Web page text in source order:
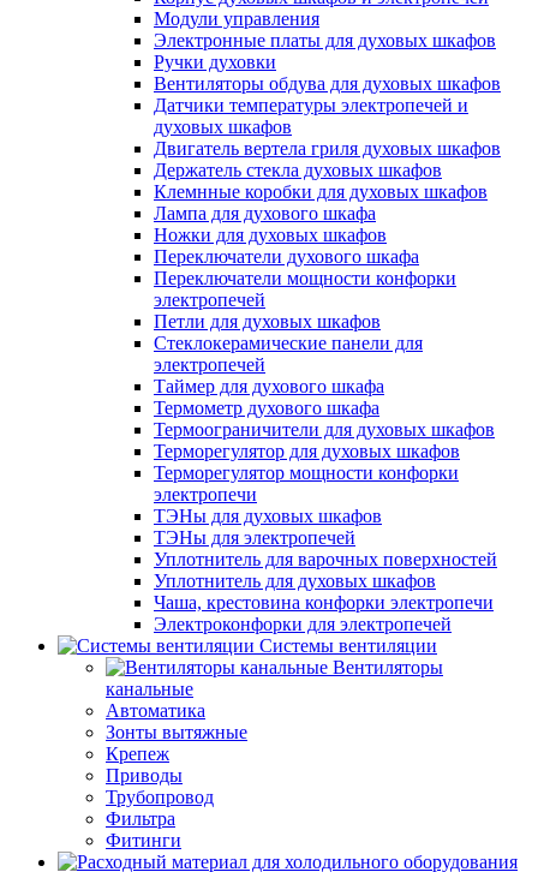
Модули управления
Электронные платы для духовых шкафов
Ручки духовки
Вентиляторы обдува для духовых шкафов
Датчики температуры электропечей и
духовых шкафов
Двигатель вертела гриля духовых шкафов
Держатель стекла духовых шкафов
Клемнные коробки для духовых шкафов
Лампа для духового шкафа
Ножки для духовых шкафов
Переключатели духового шкафа
Переключатели мощности конфорки
электропечей
Петли для духовых шкафов
Стеклокерамические панели для
электропечей
Таймер для духового шкафа
Термометр духового шкафа
Термоограничители для духовых шкафов
Терморегулятор для духовых шкафов
Терморегулятор мощности конфорки
электропечи
ТЭНы для духовых шкафов
ТЭНы для электропечей
Уплотнитель для варочных поверхностей
Уплотнитель для духовых шкафов
Чаша, крестовина конфорки электропечи
Электроконфорки для электропечей
Системы вентиляции
Вентиляторы
канальные
Автоматика
Зонты вытяжные
Крепеж
Приводы
Трубопровод
Фильтра
Фитинги